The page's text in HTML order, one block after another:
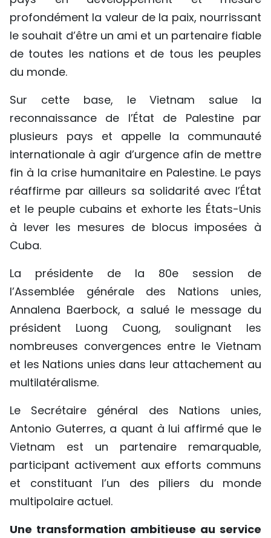
profondément la valeur de la paix, nourrissant
le souhait d’être un ami et un partenaire fiable
de toutes les nations et de tous les peuples
du monde.
Sur cette base, le Vietnam salue la
reconnaissance de l’État de Palestine par
plusieurs pays et appelle la communauté
internationale à agir d’urgence afin de mettre
fin à la crise humanitaire en Palestine. Le pays
réaffirme par ailleurs sa solidarité avec l’État
et le peuple cubains et exhorte les États-Unis
à lever les mesures de blocus imposées à
Cuba.
La présidente de la 80e session de
l’Assemblée générale des Nations unies,
Annalena Baerbock, a salué le message du
président Luong Cuong, soulignant les
nombreuses convergences entre le Vietnam
et les Nations unies dans leur attachement au
multilatéralisme.
Le Secrétaire général des Nations unies,
Antonio Guterres, a quant à lui affirmé que le
Vietnam est un partenaire remarquable,
participant activement aux efforts communs
et constituant l’un des piliers du monde
multipolaire actuel.
Une transformation ambitieuse au service